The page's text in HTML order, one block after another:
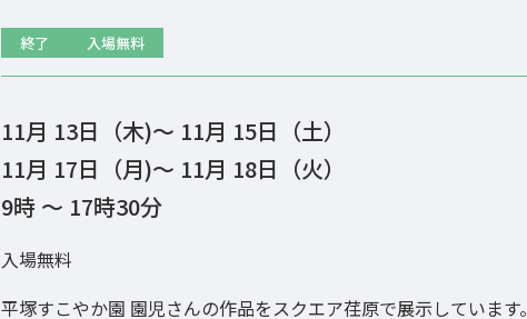
終了 入場無料
11月 13日（木)～ 11月 15日（土）
11月 17日（月)～ 11月 18日（火）
9時 ～ 17時30分
入場無料
平塚すこやか園 園児さんの作品をスクエア荏原で展示しています。